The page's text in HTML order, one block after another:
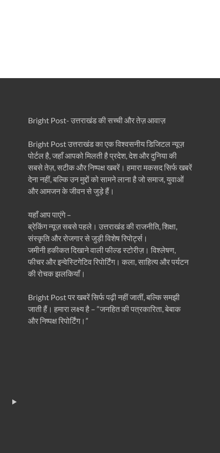
Bright Post- उत्तराखंड की सच्ची और तेज़ आवाज़
Bright Post उत्तराखंड का एक विश्वसनीय डिजिटल न्यूज़
पोर्टल है, जहाँ आपको मिलती है प्रदेश, देश और दुनिया की
सबसे तेज़, सटीक और निष्पक्ष खबरें। हमारा मकसद सिर्फ खबरें
देना नहीं, बल्कि उन मुद्दों को सामने लाना है जो समाज, युवाओं
और आमजन के जीवन से जुड़े हैं।
यहाँ आप पाएंगे –
ब्रेकिंग न्यूज़ सबसे पहले। उत्तराखंड की राजनीति, शिक्षा,
संस्कृति और रोजगार से जुड़ी विशेष रिपोर्ट्स।
जमीनी हकीकत दिखाने वाली फील्ड स्टोरीज़। विश्लेषण,
फीचर और इन्वेस्टिगेटिव रिपोर्टिंग। कला, साहित्य और पर्यटन
की रोचक झलकियाँ।
Bright Post पर खबरें सिर्फ पढ़ी नहीं जातीं, बल्कि समझी
जाती हैं। हमारा लक्ष्य है – “जनहित की पत्रकारिता, बेबाक
और निष्पक्ष रिपोर्टिंग।”